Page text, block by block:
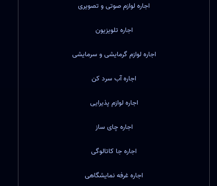
اجاره لوازم صوتی و تصویری
اجاره تلویزیون
اجاره لوازم گرمایشی و سرمایشی
اجاره آب سرد کن
اجاره لوازم پذیرایی
اجاره چای ساز
اجاره جا کاتالوگی
اجاره غرفه نمایشگاهی